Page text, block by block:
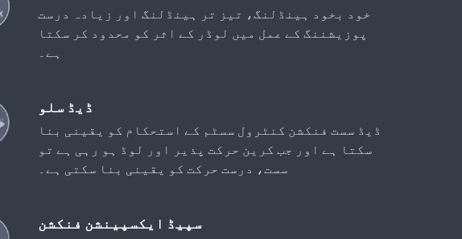
خود بخود ہینڈلنگ، تیز تر ہینڈلنگ اور زیادہ درست
پوزیشننگ کے عمل میں لوڈر کے اثر کو محدود کر سکتا
ہے۔
ڈیڈ سلو
ڈیڈ سست فنکشن کنٹرول سسٹم کے استحکام کو یقینی بنا
سکتا ہے اور جب کرین حرکت پذیر اور لوڈ ہو رہی ہے تو
سست، درست حرکت کو یقینی بنا سکتی ہے۔
سپیڈ ایکسپینشن فنکشن